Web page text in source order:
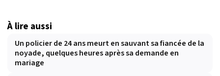
À lire aussi
Un policier de 24 ans meurt en sauvant sa fiancée de la
noyade, quelques heures après sa demande en
mariage